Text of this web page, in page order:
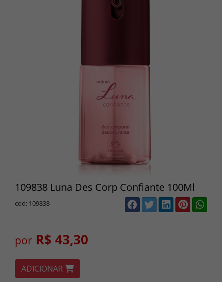
109838 Luna Des Corp Confiante 100Ml
cod: 109838
por R$ 43,30
ADICIONAR